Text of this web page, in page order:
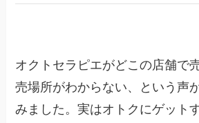
オクトセラピエがどこの店舗で
売場所がわからない、という声
みました。実はオトクにゲット